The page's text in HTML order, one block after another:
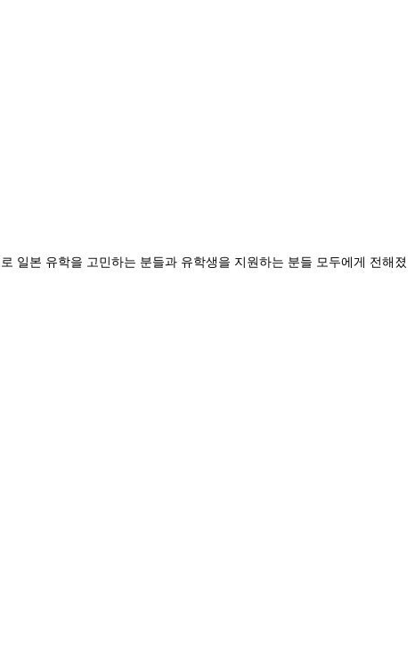
일본 유학을 고민하는 분들과 유학생을 지원하는 분들 모두에게 전해졌